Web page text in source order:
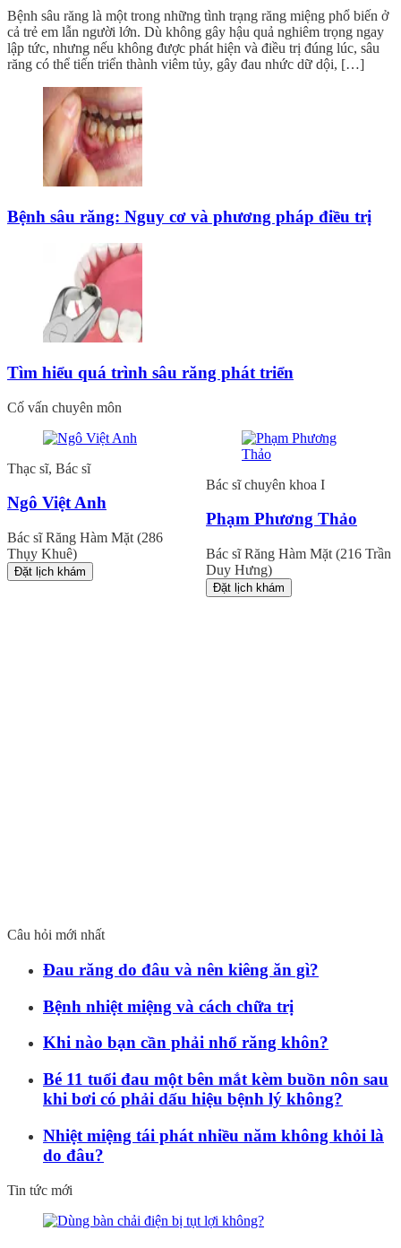
Bệnh sâu răng là một trong những tình trạng răng miệng phổ biến ở
cả trẻ em lẫn người lớn. Dù không gây hậu quả nghiêm trọng ngay
lập tức, nhưng nếu không được phát hiện và điều trị đúng lúc, sâu
răng có thể tiến triển thành viêm tủy, gây đau nhức dữ dội, […]
Bệnh sâu răng: Nguy cơ và phương pháp điều trị
Tìm hiểu quá trình sâu răng phát triển
Cố vấn chuyên môn
Thạc sĩ, Bác sĩ
Ngô Việt Anh
Bác sĩ Răng Hàm Mặt (286
Thụy Khuê)
Đặt lịch khám
Bác sĩ chuyên khoa I
Phạm Phương Thảo
Bác sĩ Răng Hàm Mặt (216 Trần
Duy Hưng)
Đặt lịch khám
Câu hỏi mới nhất
Đau răng do đâu và nên kiêng ăn gì?
Bệnh nhiệt miệng và cách chữa trị
Khi nào bạn cần phải nhổ răng khôn?
Bé 11 tuổi đau một bên mắt kèm buồn nôn sau
khi bơi có phải dấu hiệu bệnh lý không?
Nhiệt miệng tái phát nhiều năm không khỏi là
do đâu?
Tin tức mới